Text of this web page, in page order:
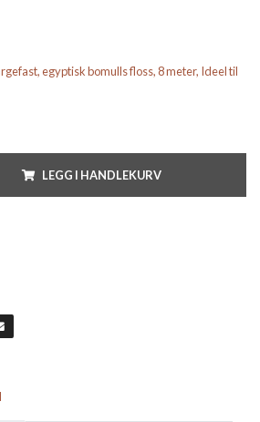
egyptisk bomulls floss, 8 meter, Ideel til
LEGG I HANDLEKURV